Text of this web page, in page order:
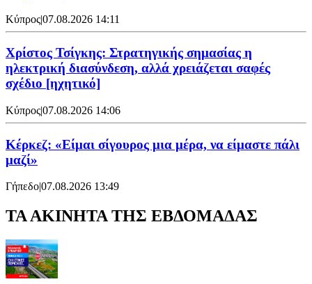
Κύπρος|07.08.2026 14:11
Χρίστος Τσίγκης: Στρατηγικής σημασίας η
ηλεκτρική διασύνδεση, αλλά χρειάζεται σαφές
σχέδιο [ηχητικό]
Κύπρος|07.08.2026 14:06
Κέρκεζ: «Είμαι σίγουρος μια μέρα, να είμαστε πάλι
μαζί»
Γήπεδο07.08.2026 13:49
ΤΑ ΑΚΙΝΗΤΑ ΤΗΣ ΕΒΔΟΜΑΔΑΣ